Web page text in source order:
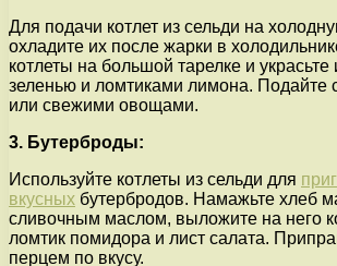
Для подачи котлет из сельди на
охладите их после жарки в
котлеты на большой тарелке и украсьте
зеленью и ломтиками лимона. Подайте
или свежими овощами.
3. Бутерброды:
Используйте котлеты из сельди для
вкусных бутербродов. Намажьте хлеб
сливочным маслом, выложите на него
ломтик помидора и лист салата.
перцем по вкусу.